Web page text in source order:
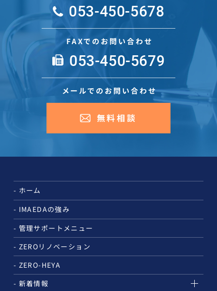
053-450-5678
FAXでのお問い合わせ
053-450-5679
メールでのお問い合わせ
無料相談
ホーム
IMAEDAの強み
管理サポートメニュー
ZEROリノベーション
ZERO-HEYA
新着情報